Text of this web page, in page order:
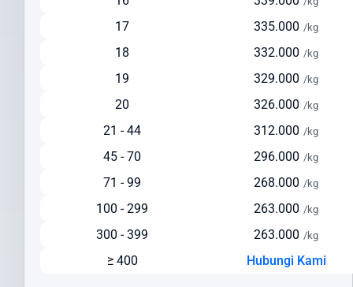
Cocok untuk barang berat di atas 150 kg
Solusi hemat untuk pengiriman yang tidak terlalu mendesak
Cek Ongkir ke Cyprus Dengan Mudah
Sebelum mengirim paket, lakukan cek ongkir ke Cyprus untuk
mempersiapkan anggaran pengiriman Anda. Intrasia.id
Faktor yang memengaruhi biaya pengiriman ke Cyprus meliputi:
Jenis layanan yang dipilih (express/standard)
Lokasi pengiriman dan penerimaan
Layanan tambahan yang dipilih
17 335.000 /kg
18 332.000 /kg
19 329.000 /kg
20 326.000 /kg
21 - 44 312.000 /kg
45 - 70 296.000 /kg
71 - 99 268.000 /kg
100 - 299 263.000 /kg
300 - 399 263.000 /kg
≥ 400 Hubungi Kami